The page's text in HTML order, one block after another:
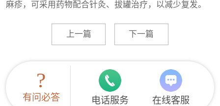
麻疹，可采用药物配合针灸、拔罐治疗，以减少复发。
上一篇 下一篇
?
有问必答 电话服务 在线客服